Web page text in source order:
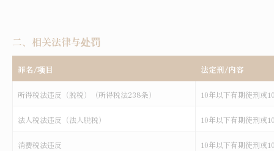
二、相关法律与处罚
罪名/项目 法定刑/内容
所得税法违反（脱税）（所得税法238条） 10年以下有期徒刑或
法人税法违反（法人脱税） 10年以下有期徒刑或
消费税法违反 10年以下有期徒刑或